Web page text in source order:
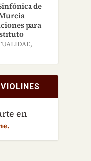
de
para
,
en